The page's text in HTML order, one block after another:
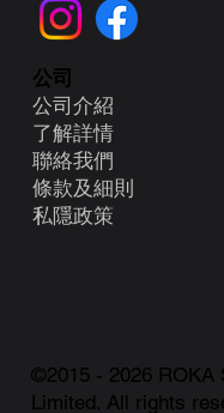
©2015 - 2026 ROKA
Limited. All rights
公司
公司介紹
了解詳情
聯絡我們
條款及細則
​私隱政策